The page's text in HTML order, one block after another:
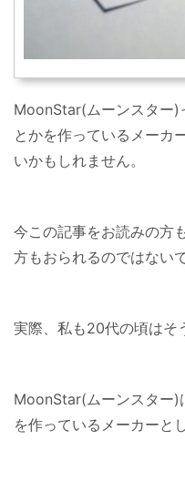
MoonStar(ムーンスター)
とかを作っているメーカ
いかもしれません。
今この記事をお読みの方
方もおられるのではない
実際、私も20代の頃はそ
MoonStar(ムーンスター)
を作っているメーカーと